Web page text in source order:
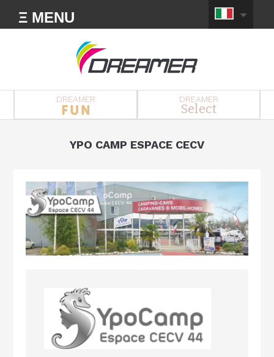
Ξ MENU
DREAMER DREAMER
Select
YPO CAMP ESPACE CECV